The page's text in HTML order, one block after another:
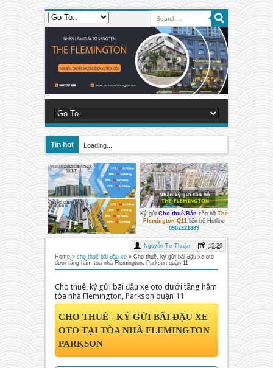
Tin hot Loading...
Ký gửi Cho thuê/ Bán căn hộ The
Flemington Q11 liên hệ Hotline
0902321889
Home » cho thuê bãi đậu xe » Cho thuê, ký gửi bãi đậu xe oto
dưới tầng hầm tòa nhà Flemington, Parkson quận 11
Cho thuê, ký gửi bãi đậu xe oto dưới tầng hầm
tòa nhà Flemington, Parkson quận 11
Nguyễn Tư Thuận 15:29
CHO THUÊ - KÝ GỬI BÃI ĐẬU XE
OTO TẠI TÒA NHÀ FLEMINGTON
PARKSON